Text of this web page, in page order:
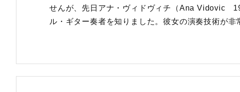
せんが、先日アナ・ヴィドヴィチ（Ana Vidovic
ル・ギター奏者を知りました。彼女の演奏技術が非